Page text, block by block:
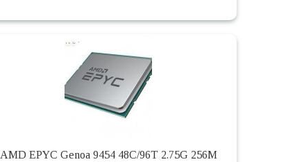
AMD EPYC Genoa 9454 48C/96T 2.75G 256M